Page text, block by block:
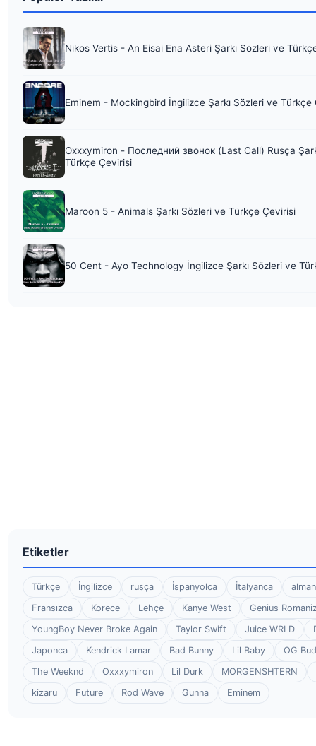
Nikos Vertis - An Eisai Ena Asteri Şarkı Sözleri ve
Eminem - Mockingbird İngilizce Şarkı Sözleri ve Türkçe
Oxxxymiron - Последний звонок (Last Call) Rusça
Türkçe Çevirisi
Maroon 5 - Animals Şarkı Sözleri ve Türkçe Çevirisi
50 Cent - Ayo Technology İngilizce Şarkı Sözleri ve
Etiketler
Türkçe İngilizce rusça İspanyolca İtalyanca
Fransızca
Korece Lehçe Kanye West
Genius
YoungBoy Never Broke Again
Taylor Swift Juice WRLD
Japonca
Kendrick Lamar Bad Bunny Lil Baby
OG
The Weeknd
Oxxxymiron Lil Durk
MORGENSHTERN
kizaru
Future Rod Wave Gunna Eminem